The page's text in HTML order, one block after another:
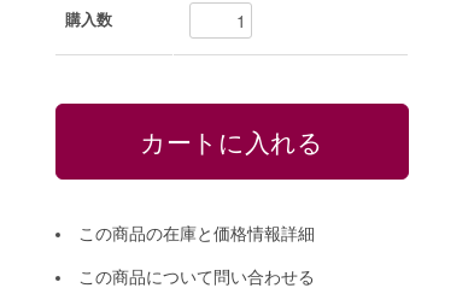
購入数
この商品の在庫と価格情報詳細
この商品について問い合わせる